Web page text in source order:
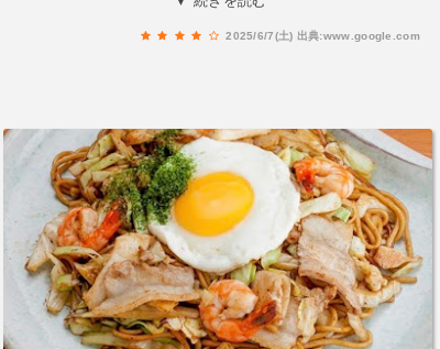
2025/6/7(土) 出典:www.google.com